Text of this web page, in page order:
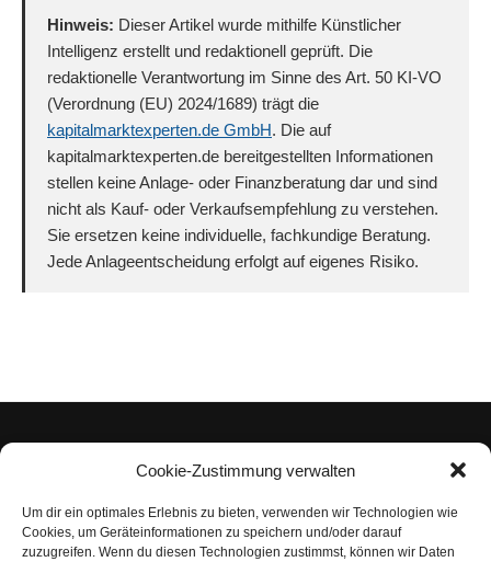
Cookie-Zustimmung verwalten
Um dir ein optimales Erlebnis zu bieten, verwenden wir Technologien wie
Cookies, um Geräteinformationen zu speichern und/oder darauf
zuzugreifen. Wenn du diesen Technologien zustimmst, können wir Daten
Hinweis: Dieser Artikel wurde mithilfe Künstlicher
Intelligenz erstellt und redaktionell geprüft. Die
redaktionelle Verantwortung im Sinne des Art. 50 KI-VO
(Verordnung (EU) 2024/1689) trägt die
kapitalmarktexperten.de GmbH. Die auf
kapitalmarktexperten.de bereitgestellten Informationen
stellen keine Anlage- oder Finanzberatung dar und sind
nicht als Kauf- oder Verkaufsempfehlung zu verstehen.
Sie ersetzen keine individuelle, fachkundige Beratung.
Jede Anlageentscheidung erfolgt auf eigenes Risiko.
Impressum